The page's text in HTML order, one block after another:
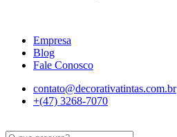
Empresa
Blog
Fale Conosco
contato@decorativatintas.com.br
+(47) 3268-7070